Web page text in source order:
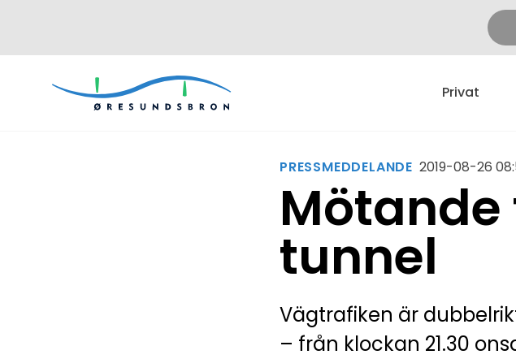
Privat
PRESSMEDDELANDE 2019-08-26
tunnel
Vägtrafiken är
– från klockan 21.30